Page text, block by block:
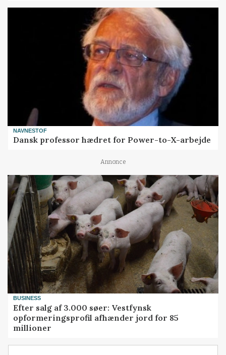
NAVNESTOF
Dansk professor hædret for Power-to-X-arbejde
Annonce
BUSINESS
Efter salg af 3.000 søer: Vestfynsk
opformeringsprofil afhænder jord for 85
millioner